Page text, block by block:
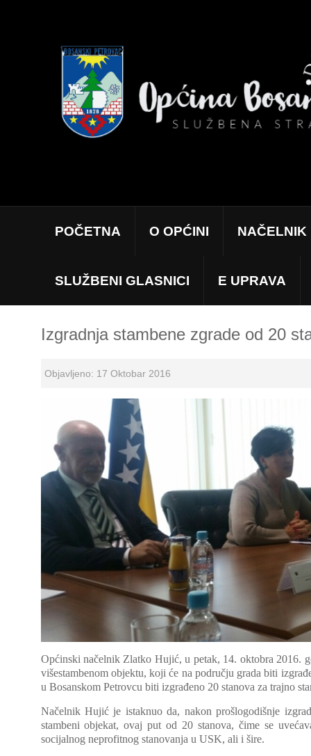
POČETNA O OPĆINI NAČELNIK
SLUŽBENI GLASNICI E UPRAVA
Izgradnja stambene zgrade od 20
Objavljeno: 17 Oktobar 2016
Općinski načelnik Zlatko Hujić, u petak, 14. oktobra 2016.
višestambenom objektu, koji će na području grada biti
u Bosanskom Petrovcu biti izgrađeno 20 stanova za trajno
Načelnik Hujić je istaknuo da, nakon prošlogodišnje
stambeni objekat, ovaj put od 20 stanova, čime se
socijalnog neprofitnog stanovanja u USK, ali i šire.